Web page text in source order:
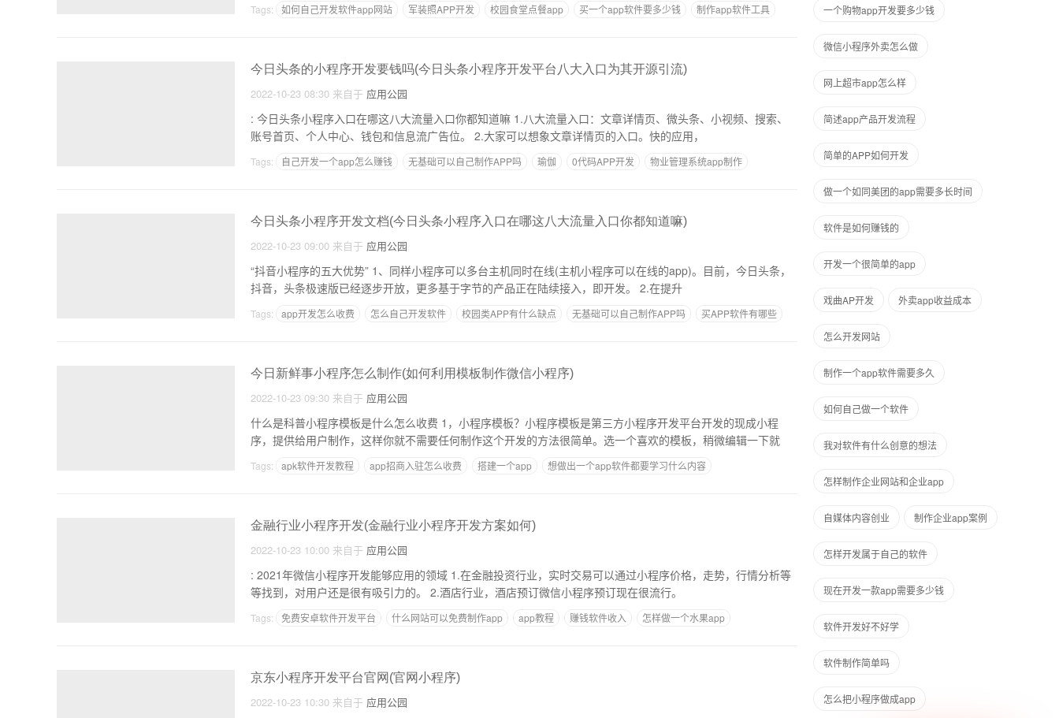
Tags: 如何自己开发软件app网站 军装照APP开发 校园食堂点餐app 买一个app软件要多少钱
制作app软件工具
今日头条的小程序开发要钱吗(今日头条小程序开发平台八大入口为其开源引流)
2022-10-23 08:30 来自于 应用公园
: 今日头条小程序入口在哪这八大流量入口你都知道嘛 1.八大流量入口：文章详情页、微头条、小视频、搜索、
账号首页、个人中心、钱包和信息流广告位。 2.大家可以想象文章详情页的入口。快的应用，
Tags: 自己开发一个app怎么赚钱 无基础可以自己制作APP吗 瑜伽 0代码APP开发
物业管理系统app制作
今日头条小程序开发文档(今日头条小程序入口在哪这八大流量入口你都知道嘛)
2022-10-23 09:00 来自于 应用公园
“抖音小程序的五大优势” 1、同样小程序可以多台主机同时在线(主机小程序可以在线的app)。目前，今日头条，
抖音，头条极速版已经逐步开放，更多基于字节的产品正在陆续接入，即开发。 2.在提升
Tags: app开发怎么收费 怎么自己开发软件 校园类APP有什么缺点 无基础可以自己制作APP吗
买APP软件有哪些
今日新鲜事小程序怎么制作(如何利用模板制作微信小程序)
2022-10-23 09:30 来自于 应用公园
什么是科普小程序模板是什么怎么收费 1，小程序模板？小程序模板是第三方小程序开发平台开发的现成小程
序，提供给用户制作，这样你就不需要任何制作这个开发的方法很简单。选一个喜欢的模板，稍微编辑一下就
Tags: apk软件开发教程 app招商入驻怎么收费 搭建一个app
想做出一个app软件都要学习什么内容
金融行业小程序开发(金融行业小程序开发方案如何)
2022-10-23 10:00 来自于 应用公园
: 2021年微信小程序开发能够应用的领域 1.在金融投资行业，实时交易可以通过小程序价格，走势，行情分析等
等找到，对用户还是很有吸引力的。 2.酒店行业，酒店预订微信小程序预订现在很流行。
Tags: 免费安卓软件开发平台 什么网站可以免费制作app app教程 赚钱软件收入
怎样做一个水果app
京东小程序开发平台官网(官网小程序)
2022-10-23 10:30 来自于 应用公园
一个购物app开发要多少钱
微信小程序外卖怎么做
网上超市app怎么样
简述app产品开发流程
简单的APP如何开发
做一个如同美团的app需要多长时间
软件是如何赚钱的
开发一个很简单的app
戏曲AP开发 外卖app收益成本
怎么开发网站
制作一个app软件需要多久
如何自己做一个软件
我对软件有什么创意的想法
怎样制作企业网站和企业app
自媒体内容创业 制作企业app案例
怎样开发属于自己的软件
现在开发一款app需要多少钱
软件开发好不好学
软件制作简单吗
怎么把小程序做成app